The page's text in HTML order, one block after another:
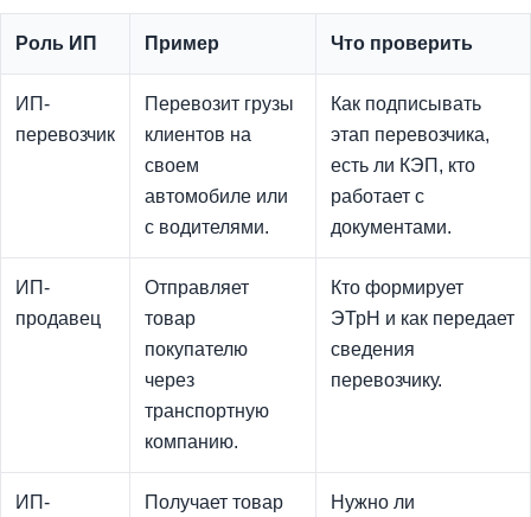
Роль ИП Пример Что проверить
ИП-
перевозчик
Перевозит грузы
клиентов на
своем
автомобиле или
с водителями.
Как подписывать
этап перевозчика,
есть ли КЭП, кто
работает с
документами.
ИП-
продавец
Отправляет
товар
покупателю
через
транспортную
компанию.
Кто формирует
ЭТрН и как передает
сведения
перевозчику.
ИП-
Получает товар
Нужно ли